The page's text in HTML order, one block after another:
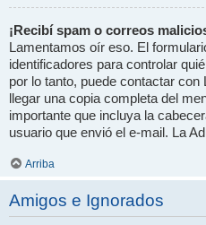
¡Recibí spam o correos
Lamentamos oír eso. El
identificadores para controlar
por lo tanto, puede contactar
llegar una copia completa del
importante que incluya la
usuario que envió el e-mail. La
Arriba
Amigos e Ignorados